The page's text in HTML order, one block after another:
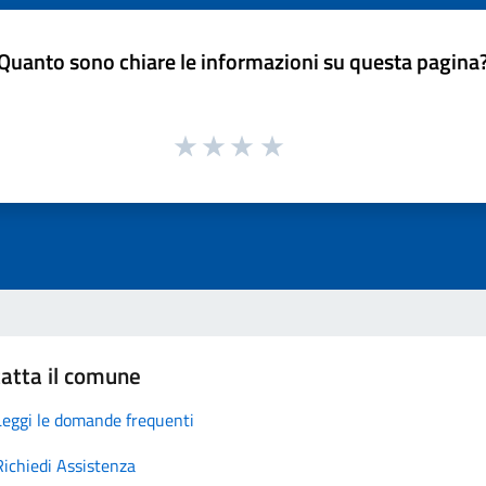
sono chiare le informazioni su questa
il comune
le domande frequenti
Assistenza